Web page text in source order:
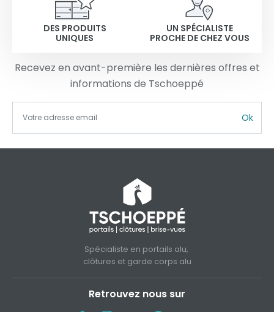
DES PRODUITS
UNIQUES
UN SPÉCIALISTE
PROCHE DE CHEZ VOUS
Recevez en avant-première les dernières offres et
informations de Tschoeppé
Ok
Spécialiste en portails alu,
clôtures et garde corps alu
Retrouvez nous sur